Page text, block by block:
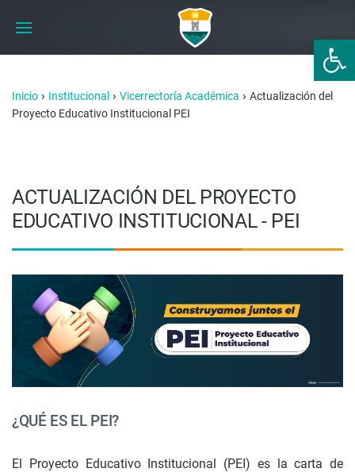
Abrir
Inicio › Institucional › Vicerrectoría Académica › Actualización del
Proyecto Educativo Institucional PEI
ACTUALIZACIÓN DEL PROYECTO
EDUCATIVO INSTITUCIONAL - PEI
¿QUÉ ES EL PEI?
El Proyecto Educativo Institucional (PEI) es la carta de